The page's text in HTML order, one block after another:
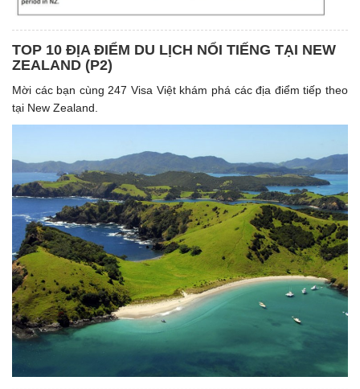
TOP 10 ĐỊA ĐIỂM DU LỊCH NỔI TIẾNG TẠI NEW
ZEALAND (P2)
Mời các bạn cùng 247 Visa Việt khám phá các địa điểm tiếp theo
tại New Zealand.